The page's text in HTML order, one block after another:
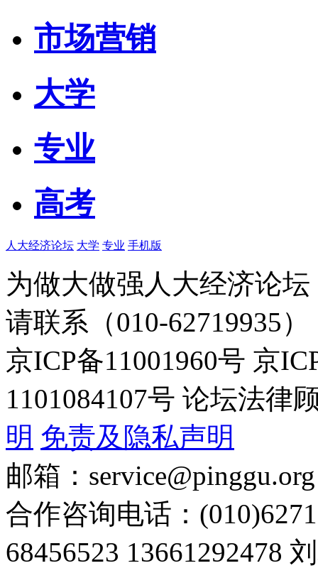
市场营销
大学
专业
高考
人大经济论坛 大学 专业 手机版
为做大做强人大经济论
请联系（010-62719935）
京ICP备11001960号 京
1101084107号 论坛法律
明 免责及隐私声明
邮箱：service@pinggu.org
合作咨询电话：
68456523 13661292478